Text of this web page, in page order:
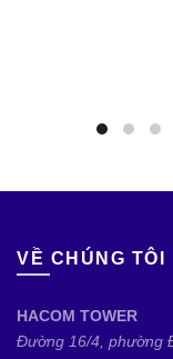
VỀ CHÚNG TÔI
HACOM TOWER
Đường 16/4, phường